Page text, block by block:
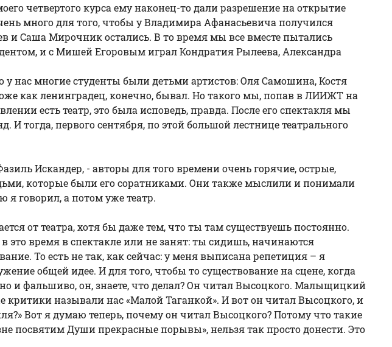
четвертого курса ему наконец-то дали разрешение на открытие
много для того, чтобы у Владимира Афанасьевича получился
и Саша Мирочник остались. В то время мы все вместе пытались
и с Мишей Егоровым играл Кондратия Рылеева, Александра
нас многие студенты были детьми артистов: Оля Самошина, Костя
как ленинградец, конечно, бывал. Но такого мы, попав в ЛИИЖТ на
есть театр, это была исповедь, правда. После его спектакля мы
тогда, первого сентября, по этой большой лестнице театрального
Искандер, - авторы для того времени очень горячие, острые,
которые были его соратниками. Они также мыслили и понимали
я говорил, а потом уже театр.
от театра, хотя бы даже тем, что ты там существуешь постоянно.
это время в спектакле или не занят: ты сидишь, начинаются
То есть не так, как сейчас: у меня выписана репетиция – я
общей идее. И для того, чтобы то существование на сцене, когда
и фальшиво, он, знаете, что делал? Он читал Высоцкого. Малыщицкий
называли нас «Малой Таганкой». И вот он читал Высоцкого, и
Вот я думаю теперь, почему он читал Высоцкого? Потому что такие
посвятим Души прекрасные порывы», нельзя так просто донести. Это